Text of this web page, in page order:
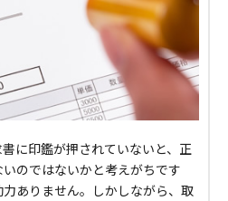
に印鑑が押されていないと、正
のではないかと考えがちです
ありません。しかしながら、取